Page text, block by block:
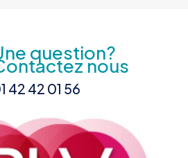
question?
nous
42 42 01 56